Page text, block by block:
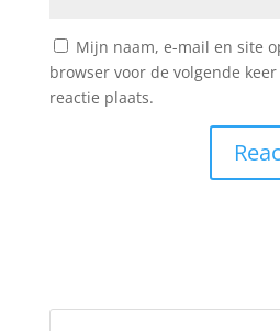
Mijn naam, e-mail en site
browser voor de volgende
reactie plaats.